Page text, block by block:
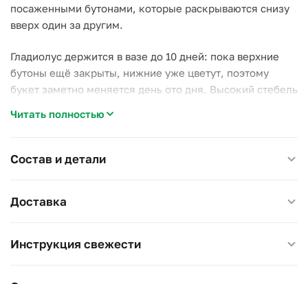
посаженными бутонами, которые раскрываются снизу
вверх один за другим.
Гладиолус держится в вазе до 10 дней: пока верхние
бутоны ещё закрыты, нижние уже цветут, поэтому
букет заметно меняется день ото дня. Высокий стебель
сосуда.
Срезайте увядшие нижние цветки по мере распускания
Читать полностью
Состав и детали
Доставка
Инструкция свежести